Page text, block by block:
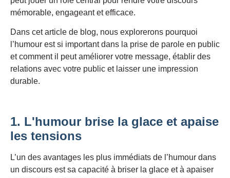
mémorable, engageant et efficace.
Dans cet article de blog, nous explorerons pourquoi
l’humour est si important dans la prise de parole en public
et comment il peut améliorer votre message, établir des
relations avec votre public et laisser une impression
durable.
1. L'humour brise la glace et apaise
les tensions
L’un des avantages les plus immédiats de l’humour dans
un discours est sa capacité à briser la glace et à apaiser